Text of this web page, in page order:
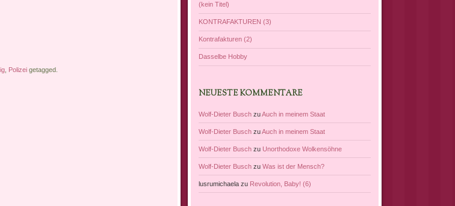
, Polizeigetagged.
(kein Titel)
KONTRAFAKTUREN (3)
Kontrafakturen (2)
Dasselbe Hobby
NEUESTE KOMMENTARE
Wolf-Dieter Busch zuAuch in meinem Staat
Wolf-Dieter Busch zuAuch in meinem Staat
Wolf-Dieter Busch zu Unorthodoxe Wolkensöhne
Wolf-Dieter Busch zuWas ist der Mensch?
lusrumichaela zu Revolution, Baby! (6)